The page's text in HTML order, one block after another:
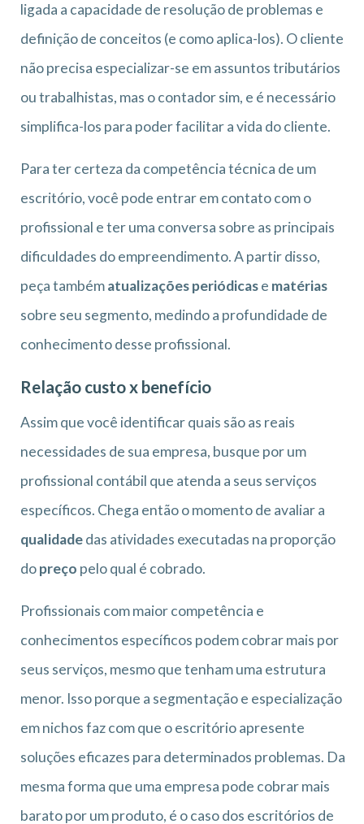
ligada a capacidade de resolução de problemas e
definição de conceitos (e como aplica-los). O cliente
não precisa especializar-se em assuntos tributários
ou trabalhistas, mas o contador sim, e é necessário
simplifica-los para poder facilitar a vida do cliente.
Para ter certeza da competência técnica de um
escritório, você pode entrar em contato com o
profissional e ter uma conversa sobre as principais
dificuldades do empreendimento. A partir disso,
peça tambématualizações periódicase matérias
sobre seu segmento, medindo a profundidade de
conhecimento desse profissional.
Relação custo x benefício
Assim que você identificar quais são as reais
necessidades de sua empresa, busque por um
profissional contábil que atenda a seus serviços
específicos. Chega então o momento de avaliar a
qualidadedas atividades executadas na proporção
dopreço pelo qual é cobrado.
Profissionais com maior competência e
conhecimentos específicos podem cobrar mais por
seus serviços, mesmo que tenham uma estrutura
menor. Isso porque a segmentação e especialização
em nichos faz com que o escritório apresente
soluções eficazes para determinados problemas. Da
mesma forma que uma empresa pode cobrar mais
barato por um produto, é o caso dos escritórios de